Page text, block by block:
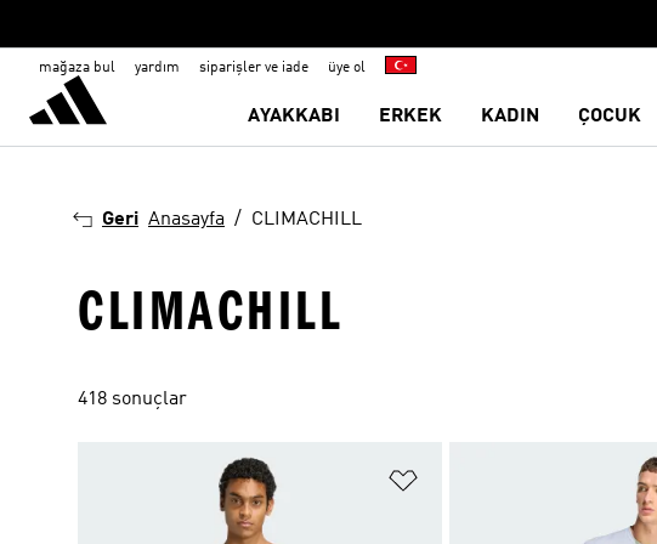
mağaza bul yardım siparişler ve iade üye ol
AYAKKABI ERKEK KADIN ÇOCUK
Geri Anasayfa CLIMACHILL
CLIMACHILL
418 sonuçlar